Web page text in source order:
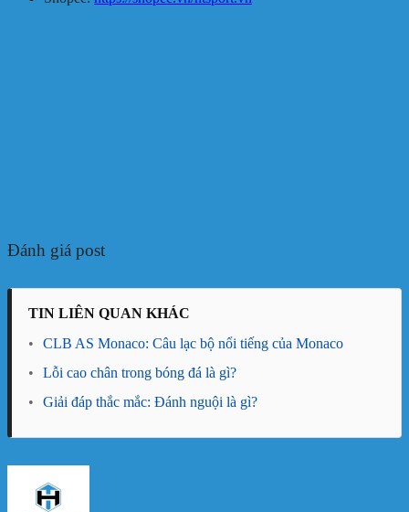
Đánh giá post
TIN LIÊN QUAN KHÁC
•
CLB AS Monaco: Câu lạc bộ nổi tiếng của Monaco
•
Lỗi cao chân trong bóng đá là gì?
•
Giải đáp thắc mắc: Đánh nguội là gì?